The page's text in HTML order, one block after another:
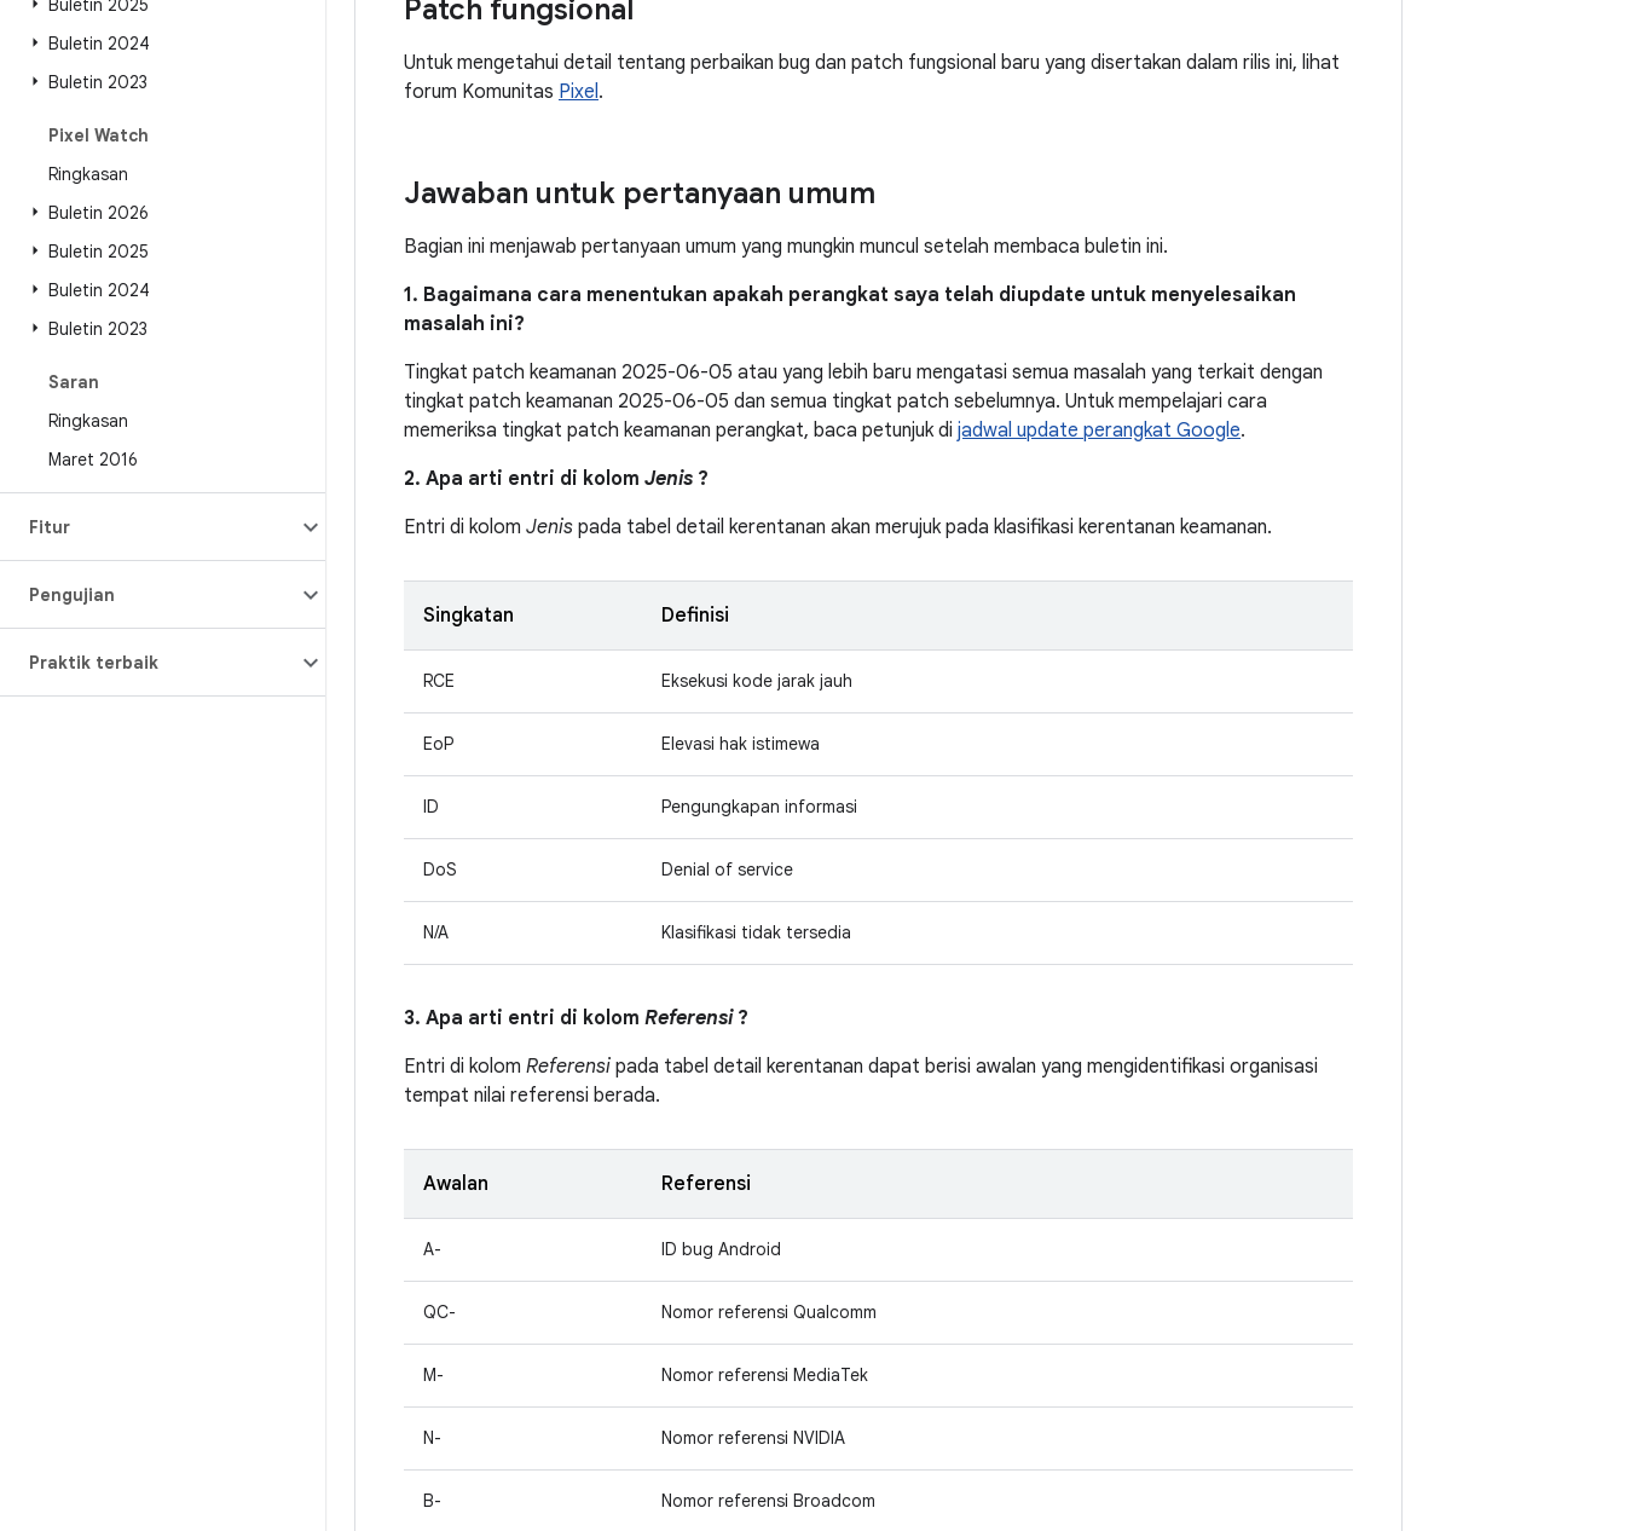
Buletin 2025
Buletin 2024
Buletin 2023
Pixel Watch
Ringkasan
Buletin 2026
Buletin 2025
Buletin 2024
Buletin 2023
Saran
Ringkasan
Maret 2016
Fitur
Pengujian
Praktik terbaik
Patch fungsional
Untuk mengetahui detail tentang perbaikan bug dan patch fungsional baru yang disertakan dalam rilis ini, lihat
forum Komunitas Pixel.
Jawaban untuk pertanyaan umum
Bagian ini menjawab pertanyaan umum yang mungkin muncul setelah membaca buletin ini.
1. Bagaimana cara menentukan apakah perangkat saya telah diupdate untuk menyelesaikan
masalah ini?
Tingkat patch keamanan 2025-06-05 atau yang lebih baru mengatasi semua masalah yang terkait dengan
tingkat patch keamanan 2025-06-05 dan semua tingkat patch sebelumnya. Untuk mempelajari cara
memeriksa tingkat patch keamanan perangkat, baca petunjuk di jadwal update perangkat Google.
2. Apa arti entri di kolom Jenis ?
Entri di kolom Jenis pada tabel detail kerentanan akan merujuk pada klasifikasi kerentanan keamanan.
Singkatan Definisi
RCE Eksekusi kode jarak jauh
EoP Elevasi hak istimewa
ID Pengungkapan informasi
DoS Denial of service
N/A Klasifikasi tidak tersedia
3. Apa arti entri di kolom Referensi?
Entri di kolom Referensi pada tabel detail kerentanan dapat berisi awalan yang mengidentifikasi organisasi
tempat nilai referensi berada.
Awalan Referensi
A- ID bug Android
QC- Nomor referensi Qualcomm
M- Nomor referensi MediaTek
N- Nomor referensi NVIDIA
B- Nomor referensi Broadcom